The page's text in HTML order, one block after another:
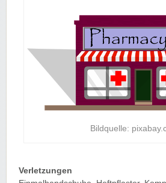
Bildquelle:
Verletzungen